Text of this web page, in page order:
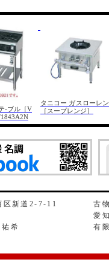
-ブル［V
タニコー ガスローレ
［スープレンジ］
新道2-7-11
希
古
愛
有